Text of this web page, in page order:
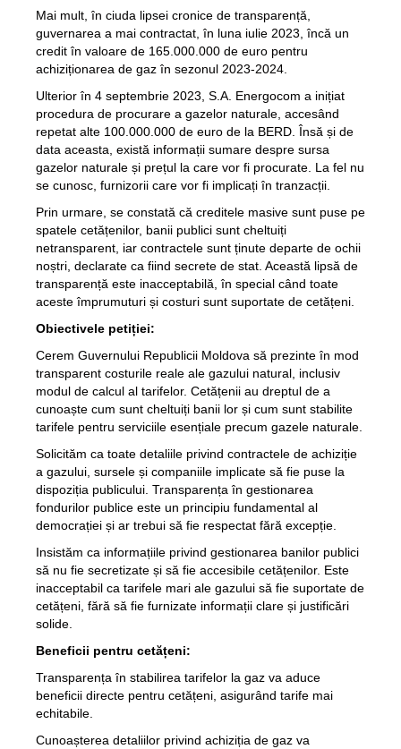
Mai mult, în ciuda lipsei cronice de transparență,
guvernarea a mai contractat, în luna iulie 2023, încă un
credit în valoare de 165.000.000 de euro pentru
achiziționarea de gaz în sezonul 2023-2024.
Ulterior în 4 septembrie 2023, S.A. Energocom a inițiat
procedura de procurare a gazelor naturale, accesând
repetat alte 100.000.000 de euro de la BERD. Însă și de
data aceasta, există informații sumare despre sursa
gazelor naturale și prețul la care vor fi procurate. La fel nu
se cunosc, furnizorii care vor fi implicați în tranzacții.
Prin urmare, se constată că creditele masive sunt puse pe
spatele cetățenilor, banii publici sunt cheltuiți
netransparent, iar contractele sunt ținute departe de ochii
noștri, declarate ca fiind secrete de stat. Această lipsă de
transparență este inacceptabilă, în special când toate
aceste împrumuturi și costuri sunt suportate de cetățeni.
Obiectivele petiției:
Cerem Guvernului Republicii Moldova să prezinte în mod
transparent costurile reale ale gazului natural, inclusiv
modul de calcul al tarifelor. Cetățenii au dreptul de a
cunoaște cum sunt cheltuiți banii lor și cum sunt stabilite
tarifele pentru serviciile esențiale precum gazele naturale.
Solicităm ca toate detaliile privind contractele de achiziție
a gazului, sursele și companiile implicate să fie puse la
dispoziția publicului. Transparența în gestionarea
fondurilor publice este un principiu fundamental al
democrației și ar trebui să fie respectat fără excepție.
Insistăm ca informațiile privind gestionarea banilor publici
să nu fie secretizate și să fie accesibile cetățenilor. Este
inacceptabil ca tarifele mari ale gazului să fie suportate de
cetățeni, fără să fie furnizate informații clare și justificări
solide.
Beneficii pentru cetățeni:
Transparența în stabilirea tarifelor la gaz va aduce
beneficii directe pentru cetățeni, asigurând tarife mai
echitabile.
Cunoașterea detaliilor privind achiziția de gaz va